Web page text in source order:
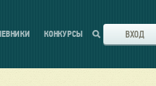
КОНКУРСЫ ВХОД